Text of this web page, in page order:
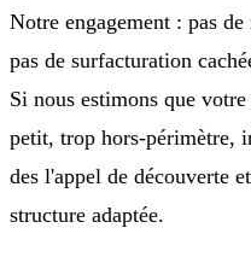
Notre engagement : pas
pas de surfacturation
Si nous estimons que
petit, trop hors-périmètre,
des l'appel de découverte
structure adaptée.